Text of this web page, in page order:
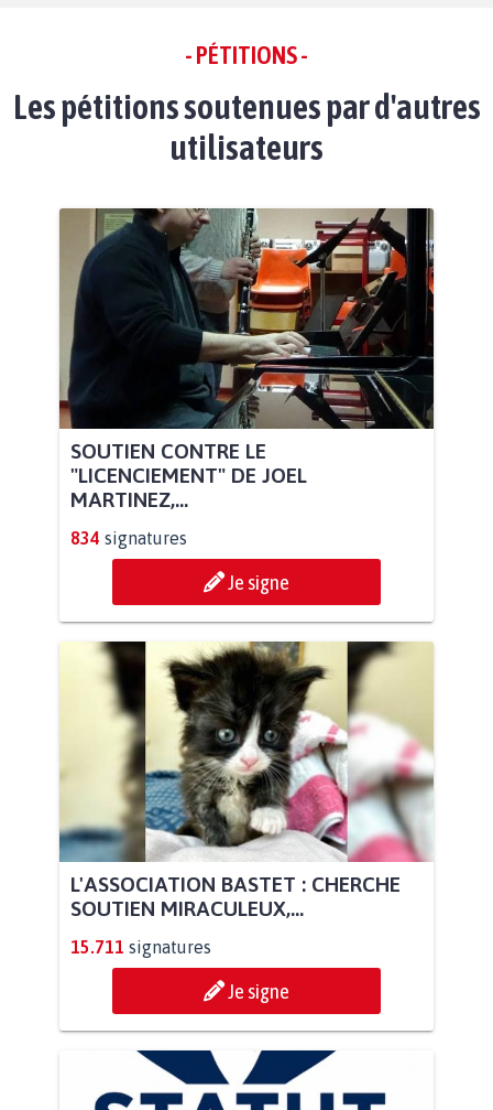
- PÉTITIONS -
Les pétitions soutenues par d'autres
utilisateurs
SOUTIEN CONTRE LE
"LICENCIEMENT" DE JOEL
MARTINEZ,...
834 signatures
Je signe
L'ASSOCIATION BASTET : CHERCHE
SOUTIEN MIRACULEUX,...
15.711 signatures
Je signe